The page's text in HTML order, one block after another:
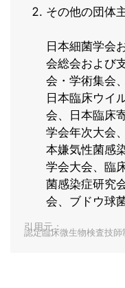
その他の団体
日本細菌学会
会総会および
会・学術集会
日本臨床ウイ
会、日本臨床
学会年次大会
本嫌気性菌感
学会大会、臨
菌感染症研究
会、ブドウ球
引用元：
認定臨床微生物検査技